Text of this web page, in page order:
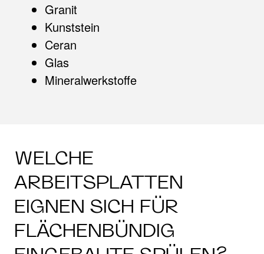
Granit
Kunststein
Ceran
Glas
Mineralwerkstoffe
WELCHE
ARBEITSPLATTEN
EIGNEN SICH FÜR
FLÄCHENBÜNDIG